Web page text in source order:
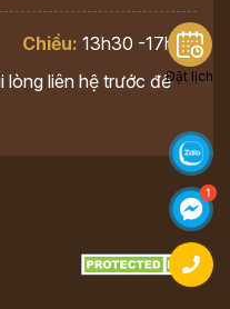
Chiều: 13h30 -17h30
lòng liên hệ trước đểĐặt lịch